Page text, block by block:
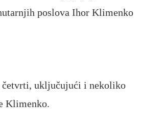
poslova Ihor Klimenko
četvrti, uključujući i nekoliko
Klimenko.